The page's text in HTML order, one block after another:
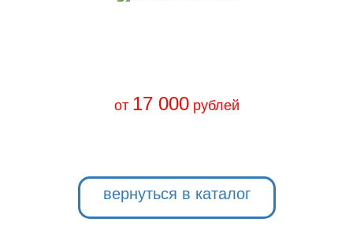
от 17 000рублей
вернуться в каталог